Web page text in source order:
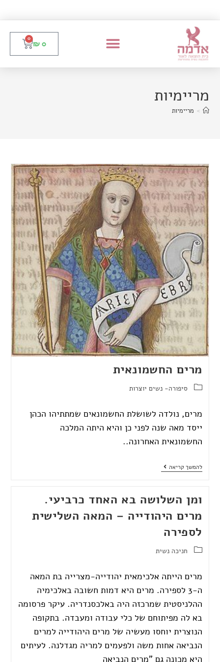
₪ 0
0
מריימיות
> מריימיות
מרים החשמונאית
סיפורה- נשים יוצרות
מרים, נולדה לשושלת החשמונאים שמתתיהו הכהן
ייסד מאה שנה לפני כן והיא היתה המלכה
החשמונאית האחרונה..
להמשך קריאה
ומן השלושה בא האחד כרביעי.
מרים היהודייה – המאה השלישית
לספירה
חניכה נשית
מרים הייתה אלכימאית יהודייה-מצרייה בת המאה
ה-3 לספירה. מרים היא דמות חשובה באלכימיה
ההלניסטית שמרכזה היה באלכסנדריה. עיקר פרסומה
בא לה מפיתוחם של כלי עבודה ומעבדה. בתקופה
הנוצרית יוחסו מעשיה של מרים היהודייה למרים
הנביאה אחות משה ולפעמים למריה מגדלנה. לעיתים
היא מכונה גם "מרים הנביאה